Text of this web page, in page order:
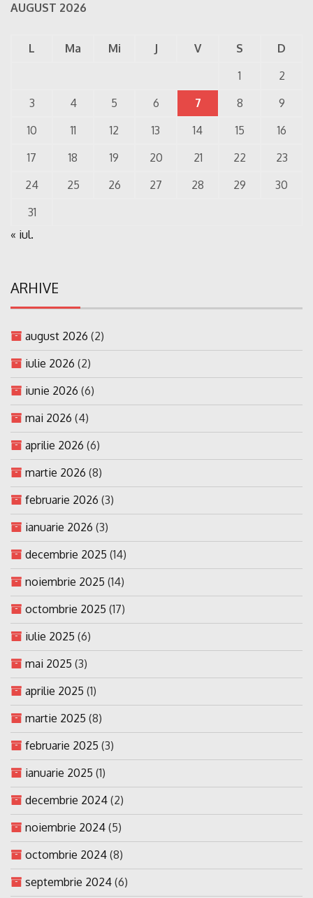
AUGUST 2026
L Ma Mi J V S
D
1
2
3
4 5 6 7 8
9
10
11 12 13 14 15
16
17
18 19 20 21 22
23
24
25 26 27 28 29
30
31
« iul.
ARHIVE
august 2026 (2)
iulie 2026 (2)
iunie 2026 (6)
mai 2026 (4)
aprilie 2026 (6)
martie 2026 (8)
februarie 2026 (3)
ianuarie 2026 (3)
decembrie 2025 (14)
noiembrie 2025 (14)
octombrie 2025 (17)
iulie 2025 (6)
mai 2025 (3)
aprilie 2025 (1)
martie 2025 (8)
februarie 2025 (3)
ianuarie 2025 (1)
decembrie 2024 (2)
noiembrie 2024 (5)
octombrie 2024 (8)
septembrie 2024 (6)